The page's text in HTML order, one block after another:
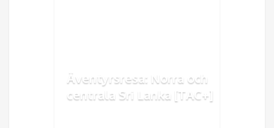
Äventyrsresa: Norra och
centrala Sri Lanka [TAC+]